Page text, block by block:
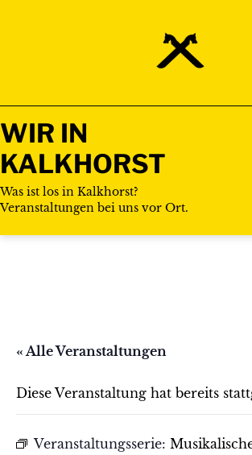
WIR IN
KALKHORST
Was ist los in Kalkhorst?
Veranstaltungen bei uns vor Ort.
« Alle Veranstaltungen
Diese Veranstaltung hat bereits
Veranstaltungsserie: